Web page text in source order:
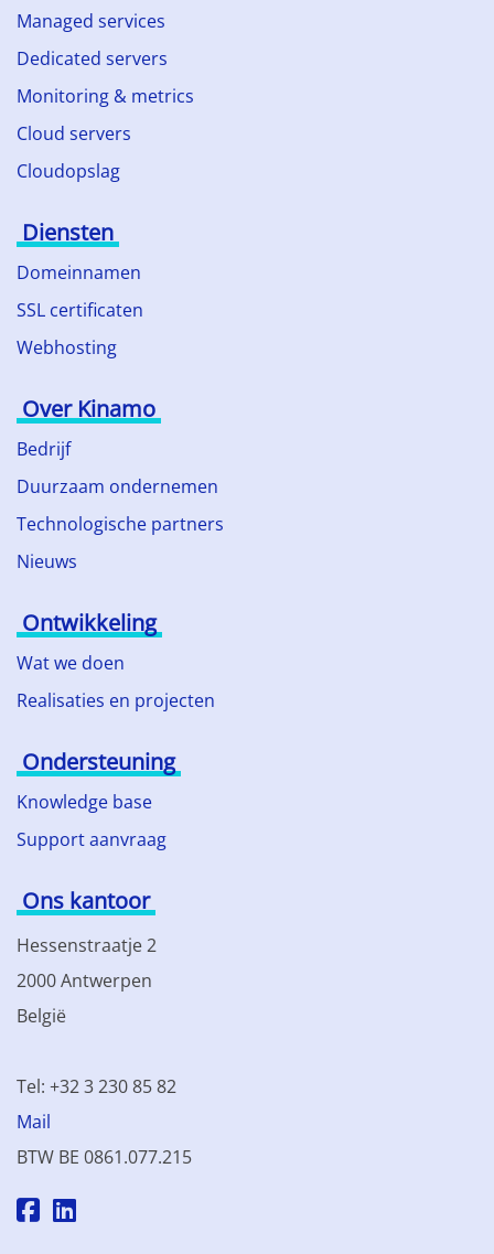
Managed services
Dedicated servers
Monitoring & metrics
Cloud servers
Cloudopslag
Diensten
Domeinnamen
SSL certificaten
Webhosting
Over Kinamo
Bedrijf
Duurzaam ondernemen
Technologische partners
Nieuws
Ontwikkeling
Wat we doen
Realisaties en projecten
Ondersteuning
Knowledge base
Support aanvraag
Ons kantoor
Hessenstraatje 2
2000 Antwerpen
België
Tel: +32 3 230 85 82
Mail
BTW BE 0861.077.215